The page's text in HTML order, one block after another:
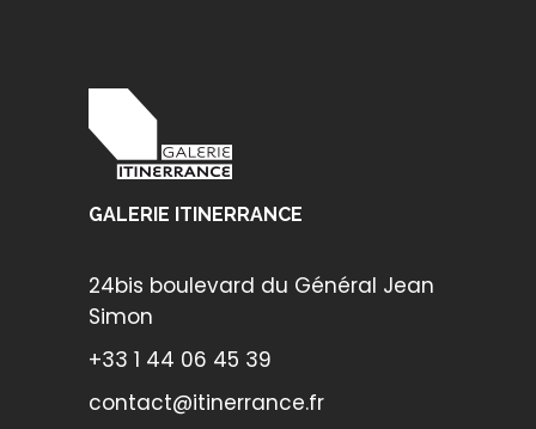
GALERIE ITINERRANCE
24bis boulevard du Général Jean
Simon
+33 1 44 06 45 39
contact@itinerrance.fr